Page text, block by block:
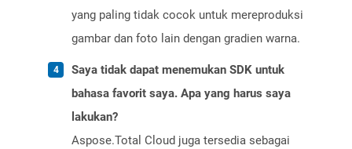
yang paling tidak cocok untuk mereproduksi
gambar dan foto lain dengan gradien warna.
Saya tidak dapat menemukan SDK untuk
bahasa favorit saya. Apa yang harus saya
lakukan?
Aspose.Total Cloud juga tersedia sebagai